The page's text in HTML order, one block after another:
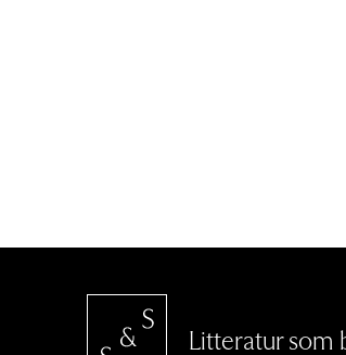
Litteratur som